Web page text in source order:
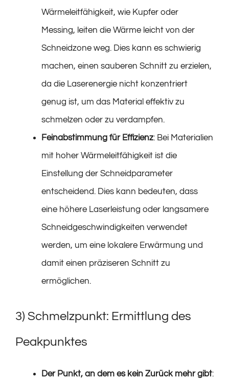
Wärmeleitfähigkeit, wie Kupfer oder
Messing, leiten die Wärme leicht von der
Schneidzone weg. Dies kann es schwierig
machen, einen sauberen Schnitt zu erzielen,
da die Laserenergie nicht konzentriert
genug ist, um das Material effektiv zu
schmelzen oder zu verdampfen.
Feinabstimmung für Effizienz: Bei Materialien
mit hoher Wärmeleitfähigkeit ist die
Einstellung der Schneidparameter
entscheidend. Dies kann bedeuten, dass
eine höhere Laserleistung oder langsamere
Schneidgeschwindigkeiten verwendet
werden, um eine lokalere Erwärmung und
damit einen präziseren Schnitt zu
ermöglichen.
3) Schmelzpunkt: Ermittlung des
Peakpunktes
Der Punkt, an dem es kein Zurück mehr gibt: